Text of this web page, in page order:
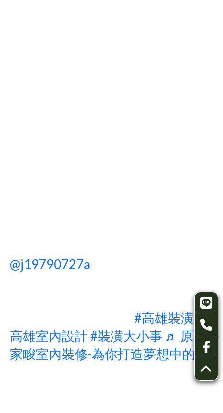
@j19790727a
看完你就知道該怎麼選了 私訊阿家
#高雄裝潢#
高雄室內設計#裝潢大小事 ♬ 原声 -
家畯室內裝修-為你打造夢想中的家